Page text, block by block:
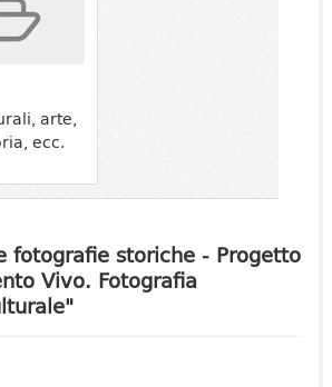
fotografie storiche - Progetto
Vivo. Fotografia
arte,
ecc.